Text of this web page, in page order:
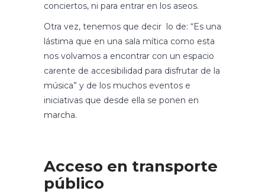
conciertos, ni para entrar en los aseos.
Otra vez, tenemos que decir lo de: “Es una
lástima que en una sala mítica como esta
nos volvamos a encontrar con un espacio
carente de accesibilidad para disfrutar de la
música” y de los muchos eventos e
iniciativas que desde ella se ponen en
marcha.
Acceso en transporte
público